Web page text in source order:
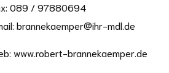
089 / 97880694
brannekaemper@ihr-mdl.de
www.robert-brannekaemper.de